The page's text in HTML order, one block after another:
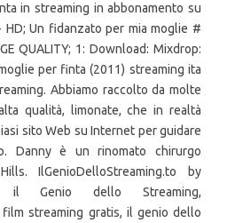
in streaming in abbonamento su
HD; Un fidanzato per mia moglie #
QUALITY; 1: Download: Mixdrop:
per finta (2011) streaming ita
Abbiamo raccolto da molte
qualità, limonate, che in realtà
sito Web su Internet per guidare
Danny è un rinomato chirurgo
IlGenioDelloStreaming.to by
il Genio dello Streaming,
film streaming gratis, il genio dello